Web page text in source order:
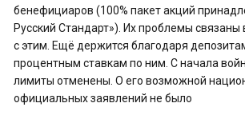
бенефициаров (100% пакет акций
Русский Стандарт»). Их проблемы связаны
с этим. Ещё держится благодаря
процентным ставкам по ним. С начала
лимиты отменены. О его возможной
официальных заявлений не было